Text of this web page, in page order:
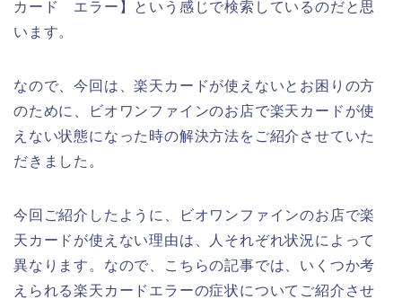
カード エラー】という感じで検索しているのだと思
います。
なので、今回は、楽天カードが使えないとお困りの方
のために、ビオワンファインのお店で楽天カードが使
えない状態になった時の解決方法をご紹介させていた
だきました。
今回ご紹介したように、ビオワンファインのお店で楽
天カードが使えない理由は、人それぞれ状況によって
異なります。なので、こちらの記事では、いくつか考
えられる楽天カードエラーの症状についてご紹介させ